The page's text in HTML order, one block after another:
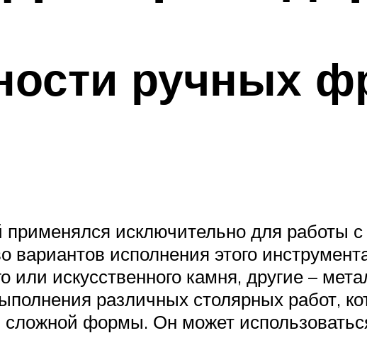
ручных
исключительно для работы
вариантов исполнения этого
или искусственного камня, другие –
различных столярных работ,
сложной формы. Он может